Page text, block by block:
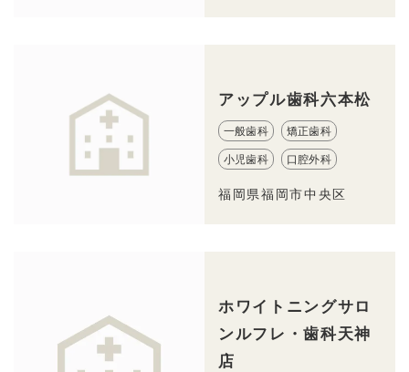
アップル歯科六本松
一般歯科 矯正歯科
小児歯科 口腔外科
福岡県福岡市中央区
ホワイトニングサロ
ンルフレ・歯科天神
店